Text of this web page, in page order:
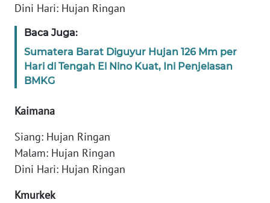
Dini Hari: Hujan Ringan
Baca Juga:
Sumatera Barat Diguyur Hujan 126 Mm per
Hari di Tengah El Nino Kuat, Ini Penjelasan
BMKG
Kaimana
Siang: Hujan Ringan
Malam: Hujan Ringan
Dini Hari: Hujan Ringan
Kmurkek
KARIR
DISCLAIMER
Wahana
SUMUT
WN